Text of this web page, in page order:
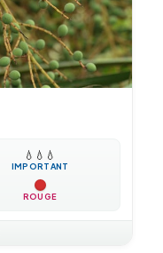
💧 💧 💧
IMPORTANT
ROUGE